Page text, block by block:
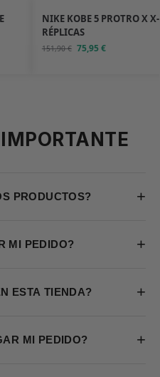
NIKE KOBE 5 PROTRO X
RÉPLICAS
151,90€ 75,95€
PRODUCTOS? +
MI PEDIDO? +
ESTA TIENDA? +
MI PEDIDO? +